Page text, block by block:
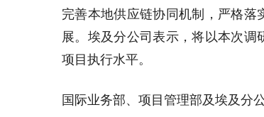
完善本地供应链协同机制，严格
展。埃及分公司表示，将以本次
项目执行水平。
国际业务部、项目管理部及埃及分